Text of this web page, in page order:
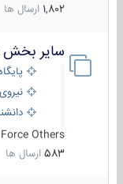
1,802 ارسال ها
سایر بخش
نیروی
Force Others
583 ارسال ها